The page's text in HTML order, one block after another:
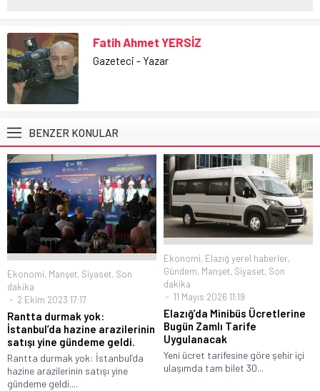
Fatih Ahmet YERSİZ
Gazeteci - Yazar
BENZER KONULAR
Ekonomi, Manşet, Siyaset, Son
dakika
2 Ekim 2023 17:17
Rantta durmak yok:
İstanbul’da hazine arazilerinin
satışı yine gündeme geldi.
Rantta durmak yok: İstanbul’da
hazine arazilerinin satışı yine
gündeme geldi....
Ekonomi, Elazığ yerel haberler,
Gündem, Manşet, Siyaset, Son
dakika
11 Mayıs 2026 11:19
Elazığ’da Minibüs Ücretlerine
Bugün Zamlı Tarife
Uygulanacak
Yeni ücret tarifesine göre şehir içi
ulaşımda tam bilet 30...